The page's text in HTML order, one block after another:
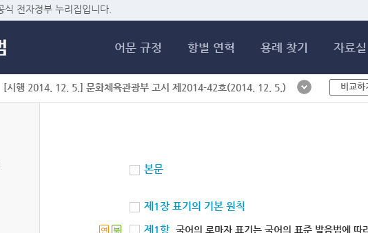
전자정부 누리집입니다.
어문 규정 항별 연혁 용례 찾기 자료실
[시행 2014. 12. 5.] 문화체육관광부 고시 제2014-42호(2014. 12. 5.) 비교하
본문
제1장 표기의 기본 원칙
연 북 제1항 국어의 로마자 표기는 국어의 표준 발음법에 따